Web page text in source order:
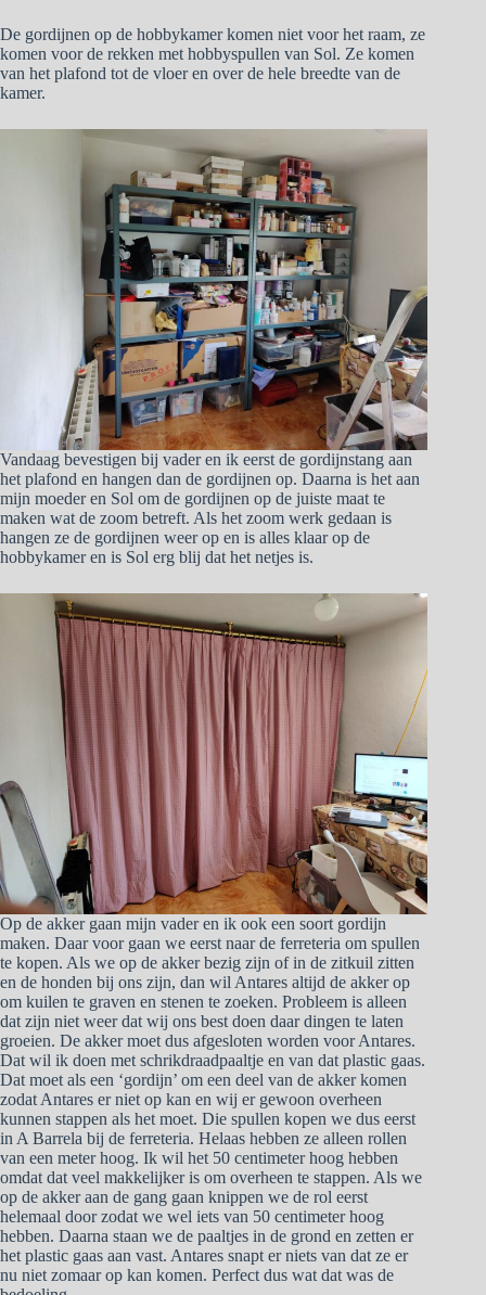
De gordijnen op de hobbykamer komen niet voor het raam, ze
komen voor de rekken met hobbyspullen van Sol. Ze komen
van het plafond tot de vloer en over de hele breedte van de
kamer.
Vandaag bevestigen bij vader en ik eerst de gordijnstang aan
het plafond en hangen dan de gordijnen op. Daarna is het aan
mijn moeder en Sol om de gordijnen op de juiste maat te
maken wat de zoom betreft. Als het zoom werk gedaan is
hangen ze de gordijnen weer op en is alles klaar op de
hobbykamer en is Sol erg blij dat het netjes is.
Op de akker gaan mijn vader en ik ook een soort gordijn
maken. Daar voor gaan we eerst naar de ferreteria om spullen
te kopen. Als we op de akker bezig zijn of in de zitkuil zitten
en de honden bij ons zijn, dan wil Antares altijd de akker op
om kuilen te graven en stenen te zoeken. Probleem is alleen
dat zijn niet weer dat wij ons best doen daar dingen te laten
groeien. De akker moet dus afgesloten worden voor Antares.
Dat wil ik doen met schrikdraadpaaltje en van dat plastic gaas.
Dat moet als een ‘gordijn’ om een deel van de akker komen
zodat Antares er niet op kan en wij er gewoon overheen
kunnen stappen als het moet. Die spullen kopen we dus eerst
in A Barrela bij de ferreteria. Helaas hebben ze alleen rollen
van een meter hoog. Ik wil het 50 centimeter hoog hebben
omdat dat veel makkelijker is om overheen te stappen. Als we
op de akker aan de gang gaan knippen we de rol eerst
helemaal door zodat we wel iets van 50 centimeter hoog
hebben. Daarna staan we de paaltjes in de grond en zetten er
het plastic gaas aan vast. Antares snapt er niets van dat ze er
nu niet zomaar op kan komen. Perfect dus wat dat was de